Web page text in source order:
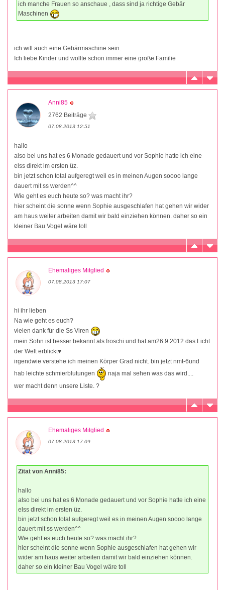
ich manche Frauen so anschaue , dass sind ja richtige Gebär
Maschinen
ich will auch eine Gebärmaschine sein.
Ich liebe Kinder und wollte schon immer eine große Familie
Anni85
2762 Beiträge
07.08.2013 12:51
hallo
also bei uns hat es 6 Monade gedauert und vor Sophie hatte ich eine
elss direkt im ersten üz.
bin jetzt schon total aufgeregt weil es in meinen Augen soooo lange
dauert mit ss werden^^
Wie geht es euch heute so? was macht ihr?
hier scheint die sonne wenn Sophie ausgeschlafen hat gehen wir wider
am haus weiter arbeiten damit wir bald einziehen können. daher so ein
kleiner Bau Vogel wäre toll
Ehemaliges Mitglied
07.08.2013 17:07
hi ihr lieben
Na wie geht es euch?
vielen dank für die Ss Viren
mein Sohn ist besser bekannt als froschi und hat am26.9.2012 das Licht
der Welt erblickt♥
irgendwie verstehe ich meinen Körper Grad nicht. bin jetzt nmt-6und
hab leichte schmierblutungen
naja mal sehen was das wird....
wer macht denn unsere Liste. ?
Ehemaliges Mitglied
07.08.2013 17:09
Zitat von Anni85:
hallo
also bei uns hat es 6 Monade gedauert und vor Sophie hatte ich eine
elss direkt im ersten üz.
bin jetzt schon total aufgeregt weil es in meinen Augen soooo lange
dauert mit ss werden^^
Wie geht es euch heute so? was macht ihr?
hier scheint die sonne wenn Sophie ausgeschlafen hat gehen wir
wider am haus weiter arbeiten damit wir bald einziehen können.
daher so ein kleiner Bau Vogel wäre toll